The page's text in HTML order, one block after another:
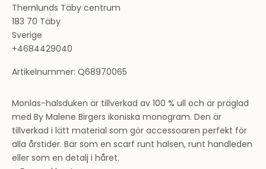
Thernlunds Täby centrum
183 70 Täby
Sverige
+4684429040
Artikelnummer: Q68970065
Monlas-halsduken är tillverkad av 100 % ull och är präglad
med By Malene Birgers ikoniska monogram. Den är
tillverkad i lätt material som gör accessoaren perfekt för
alla årstider. Bär som en scarf runt halsen, runt handleden
eller som en detalj i håret.